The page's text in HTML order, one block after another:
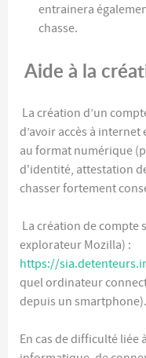
entrainera
chasse.
Aide à la
La création d’un
d’avoir accès à
au format numérique
d'identité, attestation
chasser fortement
La création de compte
explorateur Mozilla) :
https://
quel ordinateur
depuis un smartphone).
En cas de difficulté liée